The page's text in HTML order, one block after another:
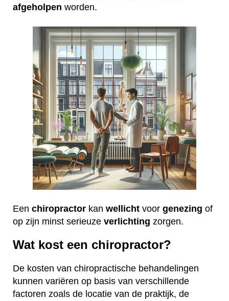
afgeholpen worden.
Een chiropractor kan wellicht voor genezing of
op zijn minst serieuze verlichting zorgen.
Wat kost een chiropractor?
De kosten van chiropractische behandelingen
kunnen variëren op basis van verschillende
factoren zoals de locatie van de praktijk, de